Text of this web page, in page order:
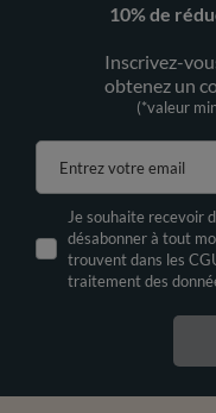
10% de
Inscrivez-
obtenez un
(*valeur
Entrez votre email
Je souhaite recevoir
désabonner à tout
trouvent dans les
traitement des